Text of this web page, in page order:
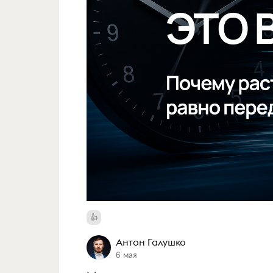
Антон Галушко
6 мая